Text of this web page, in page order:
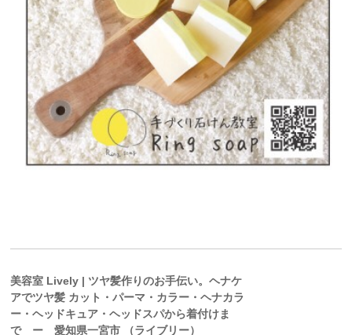
美容室 Lively | ツヤ髪作りのお手伝い。ヘナケ
アでツヤ髪 カット・パーマ・カラー・ヘナカラ
ー・ヘッドキュア・ヘッドスパから着付けま
で ー 愛知県一宮市 （ライブリー）